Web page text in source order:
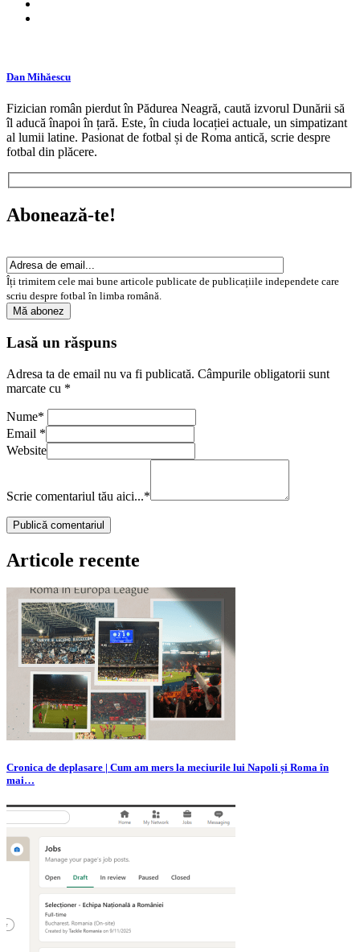
Dan Mihăescu
Fizician român pierdut în Pădurea Neagră, caută izvorul Dunării să
îl aducă înapoi în țară. Este, în ciuda locației actuale, un simpatizant
al lumii latine. Pasionat de fotbal și de Roma antică, scrie despre
fotbal din plăcere.
Abonează-te!
Îți trimitem cele mai bune articole publicate de publicațiile independete care
scriu despre fotbal în limba română.
Lasă un răspuns
Adresa ta de email nu va fi publicată. Câmpurile obligatorii sunt
marcate cu *
Nume*
Email *
Website
Scrie comentariul tău aici...*
Articole recente
Cronica de deplasare | Cum am mers la meciurile lui Napoli și Roma în
mai…